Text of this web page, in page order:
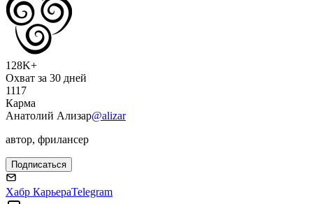
128K+
Охват за 30 дней
1117
Карма
Анатолий Ализар@alizar
автор, фрилансер
Подписаться
Хабр КарьераTelegram